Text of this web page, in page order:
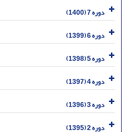
دوره 7 (1400)
دوره 6 (1399)
دوره 5 (1398)
دوره 4 (1397)
دوره 3 (1396)
دوره 2 (1395)